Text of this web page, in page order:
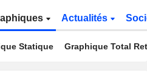
Actualités
Statique Graphique Total